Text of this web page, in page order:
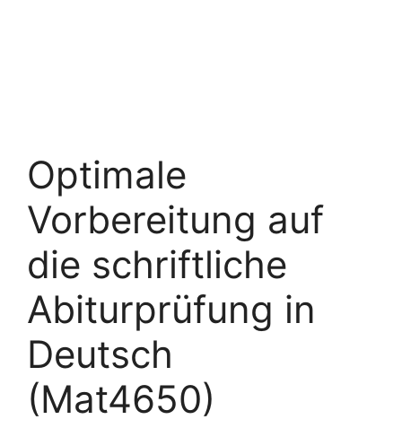
Optimale
Vorbereitung auf
die schriftliche
Abiturprüfung in
Deutsch
(Mat4650)